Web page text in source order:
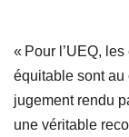
« Pour l’UEQ,
équitable sont
jugement rendu
une véritable